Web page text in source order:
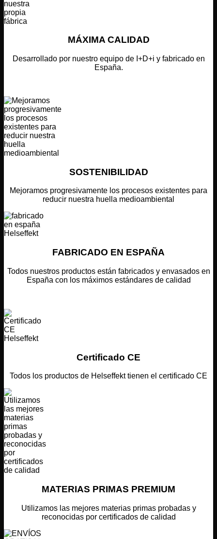
MÁXIMA CALIDAD
Desarrollado por nuestro equipo de I+D+i y fabricado en
España.
SOSTENIBILIDAD
Mejoramos progresivamente los procesos existentes para
reducir nuestra huella medioambiental
FABRICADO EN ESPAÑA
Todos nuestros productos están fabricados y envasados en
España con los máximos estándares de calidad
Certificado CE
Todos los productos de Helseffekt tienen el certificado CE
MATERIAS PRIMAS PREMIUM
Utilizamos las mejores materias primas probadas y
reconocidas por certificados de calidad